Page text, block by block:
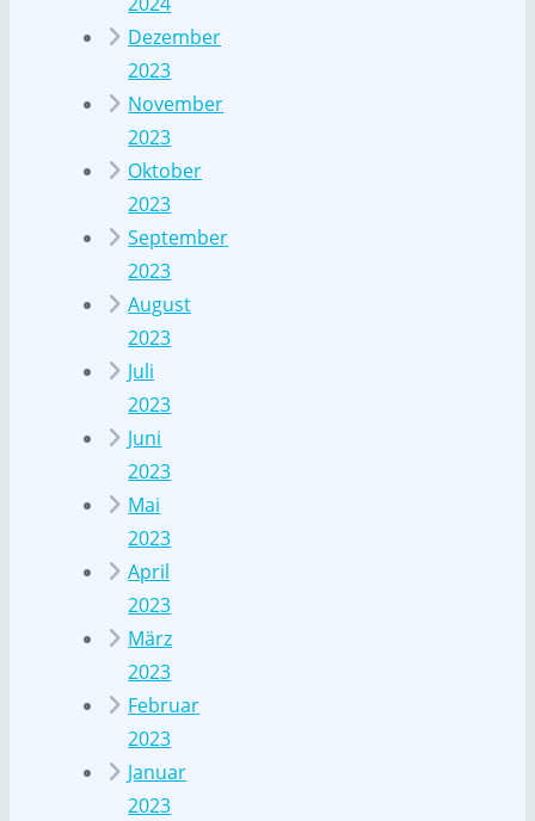
Dezember
2023
November
2023
Oktober
2023
September
2023
August
2023
Juli
2023
Juni
2023
Mai
2023
April
2023
März
2023
Februar
2023
Januar
2023